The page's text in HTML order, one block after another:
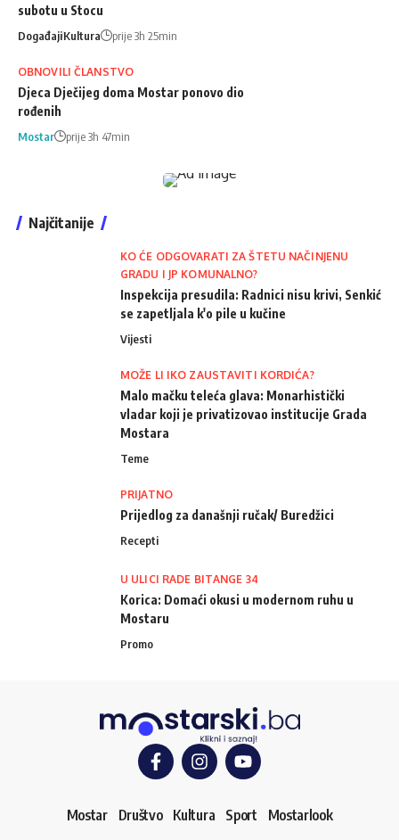
subotu u Stocu
DogađajiKultura prije 3h 25min
OBNOVILI ČLANSTVO
Djeca Dječijeg doma Mostar ponovo dio
rođenih
Mostar prije 3h 47min
Najčitanije
KO ĆE ODGOVARATI ZA ŠTETU NAČINJENU
GRADU I JP KOMUNALNO?
Inspekcija presudila: Radnici nisu krivi, Senkić
se zapetljala k'o pile u kučine
Vijesti
MOŽE LI IKO ZAUSTAVITI KORDIĆA?
Malo mačku teleća glava: Monarhistički
vladar koji je privatizovao institucije Grada
Mostara
Teme
PRIJATNO
Prijedlog za današnji ručak/ Buredžici
Recepti
U ULICI RADE BITANGE 34
Korica: Domaći okusi u modernom ruhu u
Mostaru
Promo
Mostar Društvo Kultura Sport Mostarlook